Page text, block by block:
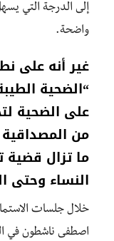
إلى الدرجة التي
واضحة.
غير أنه على
“الضحية
على الضحية
من
ما تزال قضية
النساء وحتى
خلال جلسات
اصطفى ناشطون في